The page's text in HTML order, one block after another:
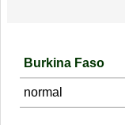
Burkina Faso
normal